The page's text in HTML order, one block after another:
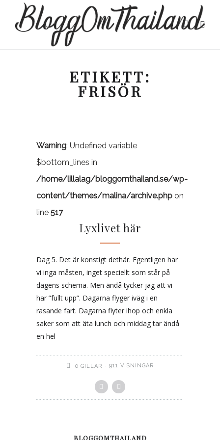
ETIKETT:
FRISÖR
Warning: Undefined variable
$bottom_lines in
/home/lillalag/bloggomthailand.se/wp-
content/themes/malina/archive.php on
line 517
Lyxlivet här
Dag 5. Det är konstigt dethär. Egentligen har
vi inga måsten, inget speciellt som står på
dagens schema. Men ändå tycker jag att vi
har ”fullt upp”. Dagarna flyger iväg i en
rasande fart. Dagarna flyter ihop och enkla
saker som att äta lunch och middag tar ändå
en hel
0 GILLAR 911 VISNINGAR
BLOGGOMTHAILAND